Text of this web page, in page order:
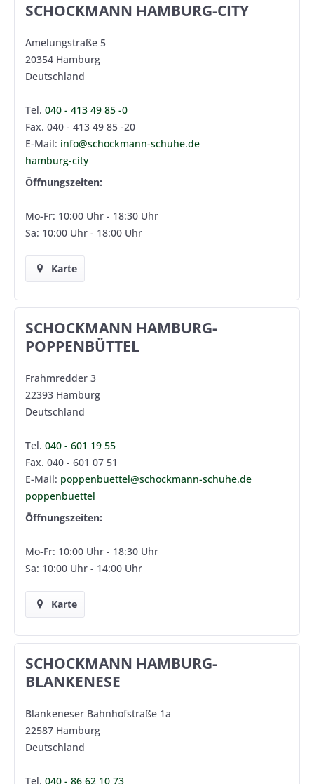
SCHOCKMANN HAMBURG-CITY
Amelungstraße 5
20354 Hamburg
Deutschland
Tel. 040 - 413 49 85 -0
Fax. 040 - 413 49 85 -20
E-Mail: info@schockmann-schuhe.de
hamburg-city
Öffnungszeiten:
Mo-Fr: 10:00 Uhr - 18:30 Uhr
Sa: 10:00 Uhr - 18:00 Uhr
Karte
SCHOCKMANN HAMBURG-
POPPENBÜTTEL
Frahmredder 3
22393 Hamburg
Deutschland
Tel. 040 - 601 19 55
Fax. 040 - 601 07 51
E-Mail: poppenbuettel@schockmann-schuhe.de
poppenbuettel
Öffnungszeiten:
Mo-Fr: 10:00 Uhr - 18:30 Uhr
Sa: 10:00 Uhr - 14:00 Uhr
Karte
SCHOCKMANN HAMBURG-
BLANKENESE
Blankeneser Bahnhofstraße 1a
22587 Hamburg
Deutschland
Tel. 040 - 86 62 10 73